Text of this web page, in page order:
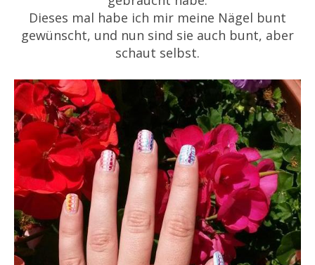
Dieses mal habe ich mir meine Nägel bunt
gewünscht, und nun sind sie auch bunt, aber
schaut selbst.